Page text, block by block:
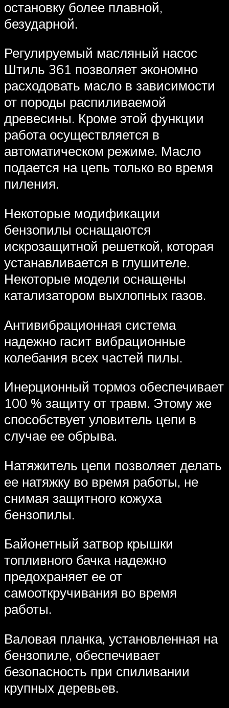
остановку более плавной,
безударной.
Регулируемый масляный насос
Штиль 361 позволяет экономно
расходовать масло в зависимости
от породы распиливаемой
древесины. Кроме этой функции
работа осуществляется в
автоматическом режиме. Масло
подается на цепь только во время
пиления.
Некоторые модификации
бензопилы оснащаются
искрозащитной решеткой, которая
устанавливается в глушителе.
Некоторые модели оснащены
катализатором выхлопных газов.
Антивибрационная система
надежно гасит вибрационные
колебания всех частей пилы.
Инерционный тормоз обеспечивает
100 % защиту от травм. Этому же
способствует уловитель цепи в
случае ее обрыва.
Натяжитель цепи позволяет делать
ее натяжку во время работы, не
снимая защитного кожуха
бензопилы.
Байонетный затвор крышки
топливного бачка надежно
предохраняет ее от
самооткручивания во время
работы.
Валовая планка, установленная на
бензопиле, обеспечивает
безопасность при спиливании
крупных деревьев.